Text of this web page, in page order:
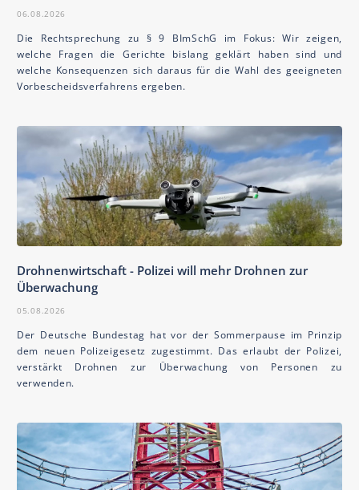
06.08.2026
Die Rechtsprechung zu § 9 BImSchG im Fokus: Wir zeigen,
welche Fragen die Gerichte bislang geklärt haben sind und
welche Konsequenzen sich daraus für die Wahl des geeigneten
Vorbescheidsverfahrens ergeben.
Drohnenwirtschaft - Polizei will mehr Drohnen zur
Überwachung
05.08.2026
Der Deutsche Bundestag hat vor der Sommerpause im Prinzip
dem neuen Polizeigesetz zugestimmt. Das erlaubt der Polizei,
verstärkt Drohnen zur Überwachung von Personen zu
verwenden.